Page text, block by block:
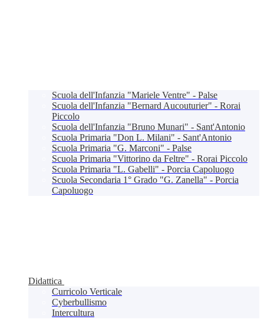
Scuola dell'Infanzia "Mariele Ventre" - Palse
Scuola dell'Infanzia "Bernard Aucouturier" - Rorai
Piccolo
Scuola dell'Infanzia "Bruno Munari" - Sant'Antonio
Scuola Primaria "Don L. Milani" - Sant'Antonio
Scuola Primaria "G. Marconi" - Palse
Scuola Primaria "Vittorino da Feltre" - Rorai Piccolo
Scuola Primaria "L. Gabelli" - Porcia Capoluogo
Scuola Secondaria 1° Grado "G. Zanella" - Porcia
Capoluogo
Didattica
Curricolo Verticale
Cyberbullismo
Intercultura